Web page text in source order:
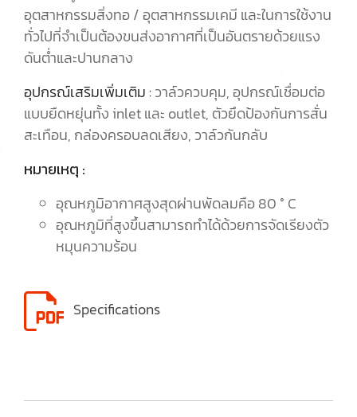
อุตสาหกรรมสิ่งทอ / อุตสาหกรรมเคมี และในการใช้งาน
ทั่วไปที่จำเป็นต้องขนส่งอากาศที่เป็นอันตรายด้วยแรง
ดันต่ำและปานกลาง
อุปกรณ์เสริมเพิ่มเติม :วาล์วควบคุม, อุปกรณ์เชื่อมต่อ
แบบยืดหยุ่นทั้ง inlet และ outlet, ตัวยึดป้องกันการสั่น
สะเทือน, กล่องครอบลดเสียง, วาล์วกันกลับ
หมายเหตุ :
อุณหภูมิอากาศสูงสุดผ่านพัดลมคือ 80 ° C
อุณหภูมิที่สูงขึ้นสามารถทำได้ด้วยการจัดเรียงตัว
หมุนความร้อน
Specifications